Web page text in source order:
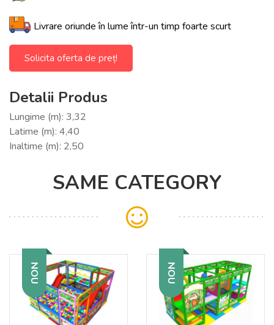
Livrare oriunde în lume într-un timp foarte scurt
Solicita oferta de preț!
Detalii Produs
Lungime (m): 3,32
Latime (m): 4,40
Inaltime (m): 2,50
SAME CATEGORY
NOU NOU